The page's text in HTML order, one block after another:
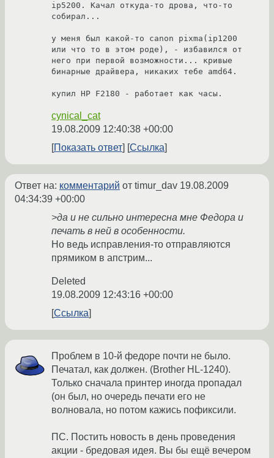
ip5200. Качал откуда-то дрова, что-то
собирал...
у меня был какой-то canon pixma(ip1200
или что то в этом роде), - избавился от
него при первой возможности... кривые
бинарные драйвера, никаких тебе amd64.
купил HP F2180 - работает как часы.
cynical_cat
19.08.2009 12:40:38 +00:00
Показать ответ
Ссылка
Ответ на: комментарий от timur_dav 19.08.2009
04:34:39 +00:00
>да и не сильно интересна мне Федора и
печать в ней в особенности.
Но ведь исправления-то отправляются
прямиком в апстрим...
Deleted
19.08.2009 12:43:16 +00:00
Ссылка
Проблем в 10-й федоре почти не было.
Печатал, как должен. (Brother HL-1240).
Только сначала принтер иногда пропадал
(он был, но очередь печати его не
волновала, но потом кажись пофиксили.
ПС. Постить новость в день проведения
акции - бредовая идея. Вы бы ещё вечером